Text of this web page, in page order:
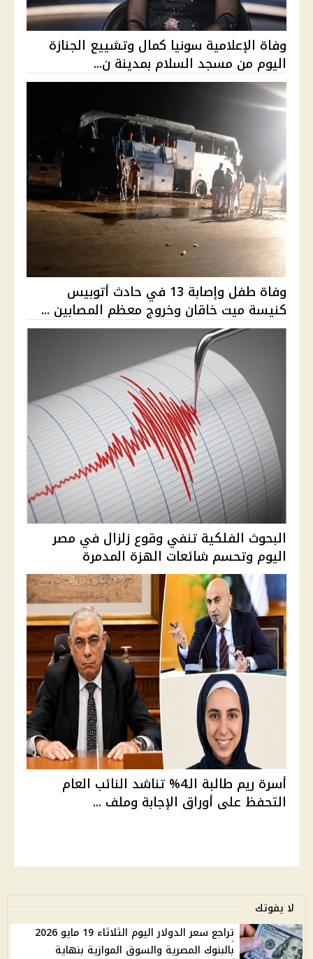
وفاة الإعلامية سونيا كمال وتشييع الجنازة
اليوم من مسجد السلام بمدينة ن...
وفاة طفل وإصابة 13 في حادث أتوبيس
كنيسة ميت خاقان وخروج معظم المصابين ...
البحوث الفلكية تنفي وقوع زلزال في مصر
اليوم وتحسم شائعات الهزة المدمرة
أسرة ريم طالبة الـ4% تناشد النائب العام
التحفظ على أوراق الإجابة وملف ...
لا يفوتك
تراجع سعر الدولار اليوم الثلاثاء 19 مايو 2026
بالبنوك المصرية والسوق الموازية بنهاية